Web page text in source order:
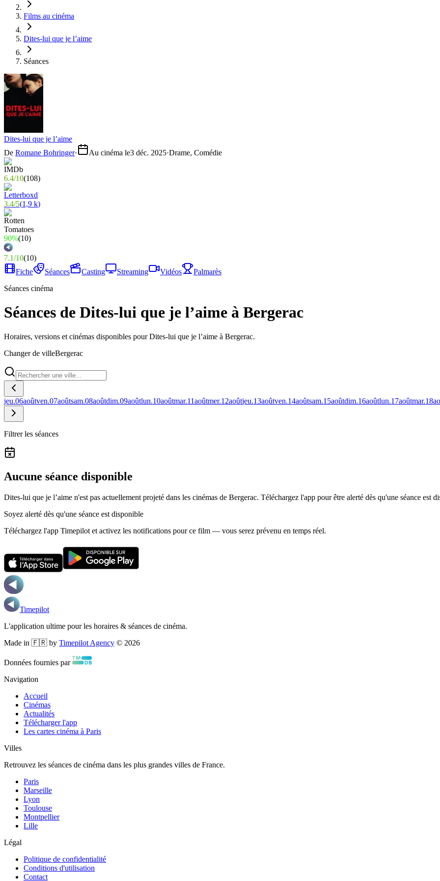
Films au cinéma
Dites-lui que je l’aime
Séances
Dites-lui que je l’aime
De Romane Bohringer· Au cinéma le3 déc. 2025·Drame, Comédie
6.4/10(108)
3.4/5(1,9 k)
90%(10)
7.1/10(10)
Fiche
Séances Casting Streaming Vidéos
Palmarès
Séances cinéma
Séances de Dites-lui que je l’aime à Bergerac
Horaires, versions et cinémas disponibles pour Dites-lui que je l’aime à Bergerac.
Changer de villeBergerac
jeu.06aoûtven.07aoûtsam.08aoûtdim.09aoûtlun.10aoûtmar.11aoûtmer.12aoûtjeu.13aoûtven.14aoûtsam.15aoûtdim.16aoûtlun.17aoûtmar.18
Filtrer les séances
Aucune séance disponible
Dites-lui que je l’aime n'est pas actuellement projeté dans les cinémas de Bergerac. Téléchargez l'app pour être alerté dès qu'une séance est
Soyez alerté dès qu'une séance est disponible
Téléchargez l'app Timepilot et activez les notifications pour ce film — vous serez prévenu en temps réel.
Timepilot
L'application ultime pour les horaires & séances de cinéma.
Made in 🇫🇷 by Timepilot Agency © 2026
Données fournies par
Navigation
Accueil
Cinémas
Actualités
Télécharger l'app
Les cartes cinéma à Paris
Villes
Retrouvez les séances de cinéma dans les plus grandes villes de France.
Paris
Marseille
Lyon
Toulouse
Montpellier
Lille
Légal
Politique de confidentialité
Conditions d'utilisation
Contact